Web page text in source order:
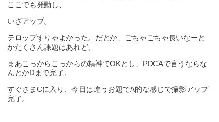
ここでも発動し、
いざアップ。
テロップすりゃよかった。だとか、ごちゃごちゃ長いなーと
かたくさん課題はあれど、
まあこっからこっからの精神でOKとし、PDCAで言うならな
んとかDまで完了。
すぐさまCに入り、今日は違うお題でA的な感じで撮影アップ
完了。